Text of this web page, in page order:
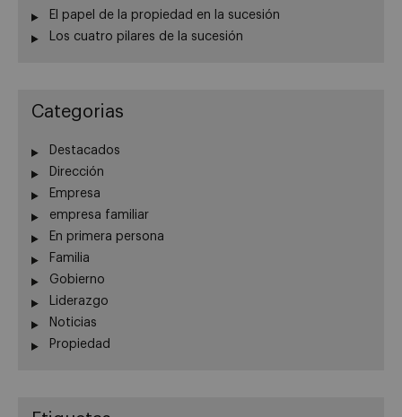
El papel de la propiedad en la sucesión
Los cuatro pilares de la sucesión
Categorias
Destacados
Dirección
Empresa
empresa familiar
En primera persona
Familia
Gobierno
Liderazgo
Noticias
Propiedad